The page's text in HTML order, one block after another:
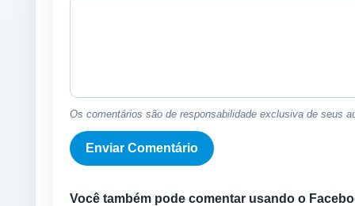
Os comentários são de responsabilidade exclusiva de seus
Você também pode comentar usando o